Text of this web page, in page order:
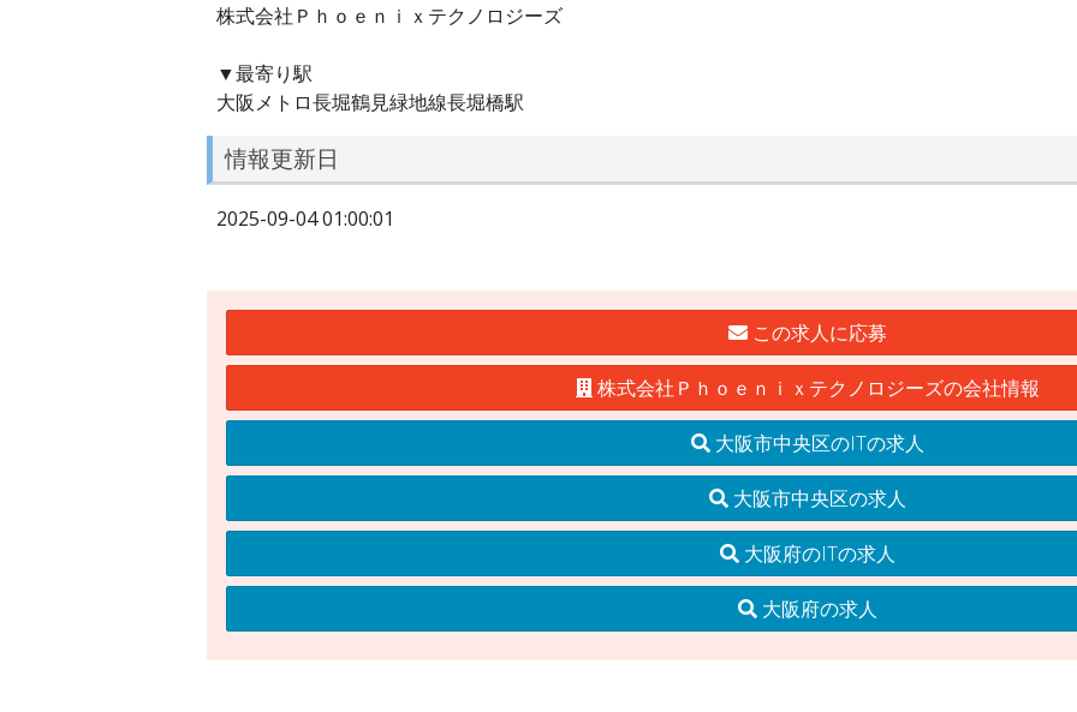
株式会社Ｐｈｏｅｎｉｘテクノロジーズ
▼最寄り駅
大阪メトロ長堀鶴見緑地線長堀橋駅
情報更新日
2025-09-04 01:00:01
この求人に応募
株式会社Ｐｈｏｅｎｉｘテクノロジーズの会社情報
大阪市中央区のITの求人
大阪市中央区の求人
大阪府のITの求人
大阪府の求人